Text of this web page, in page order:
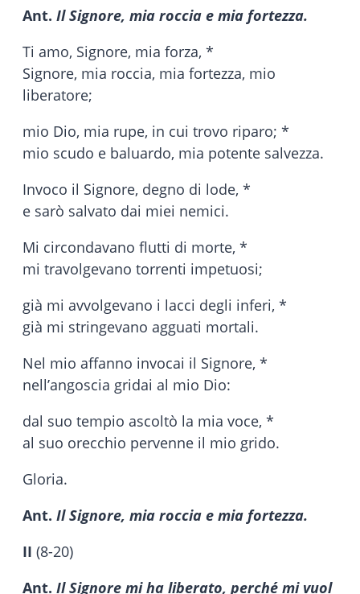
Ant. Il Signore, mia roccia e mia fortezza.
Ti amo, Signore, mia forza, *
Signore, mia roccia, mia fortezza, mio
liberatore;
mio Dio, mia rupe, in cui trovo riparo; *
mio scudo e baluardo, mia potente salvezza.
Invoco il Signore, degno di lode, *
e sarò salvato dai miei nemici.
Mi circondavano flutti di morte, *
mi travolgevano torrenti impetuosi;
già mi avvolgevano i lacci degli inferi, *
già mi stringevano agguati mortali.
Nel mio affanno invocai il Signore, *
nell’angoscia gridai al mio Dio:
dal suo tempio ascoltò la mia voce, *
al suo orecchio pervenne il mio grido.
Gloria.
Ant. Il Signore, mia roccia e mia fortezza.
II (8-20)
Ant. Il Signore mi ha liberato, perché mi vuol